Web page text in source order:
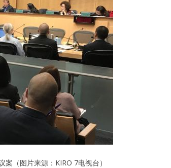
（图片来源：KIRO 7电视台）